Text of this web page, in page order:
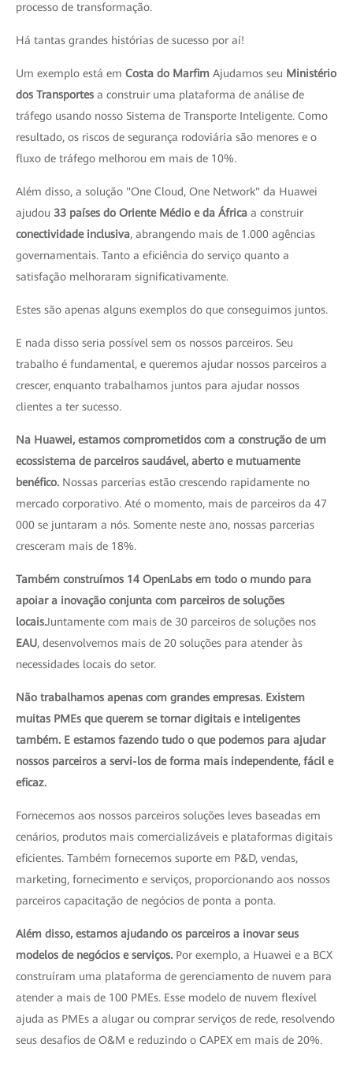
processo de transformação.
Há tantas grandes histórias de sucesso por aí!
Um exemplo está em Costa do Marfim Ajudamos seu Ministério
dos Transportes a construir uma plataforma de análise de
tráfego usando nosso Sistema de Transporte Inteligente. Como
resultado, os riscos de segurança rodoviária são menores e o
fluxo de tráfego melhorou em mais de 10%.
Além disso, a solução "One Cloud, One Network" da Huawei
ajudou 33 países do Oriente Médio e da África a construir
conectividade inclusiva, abrangendo mais de 1.000 agências
governamentais. Tanto a eficiência do serviço quanto a
satisfação melhoraram significativamente.
Estes são apenas alguns exemplos do que conseguimos juntos.
E nada disso seria possível sem os nossos parceiros. Seu
trabalho é fundamental, e queremos ajudar nossos parceiros a
crescer, enquanto trabalhamos juntos para ajudar nossos
clientes a ter sucesso.
Na Huawei, estamos comprometidos com a construção de um
ecossistema de parceiros saudável, aberto e mutuamente
benéfico. Nossas parcerias estão crescendo rapidamente no
mercado corporativo. Até o momento, mais de parceiros da 47
000 se juntaram a nós. Somente neste ano, nossas parcerias
cresceram mais de 18%.
Também construímos 14 OpenLabs em todo o mundo para
apoiar a inovação conjunta com parceiros de soluções
locais.Juntamente com mais de 30 parceiros de soluções nos
EAU, desenvolvemos mais de 20 soluções para atender às
necessidades locais do setor.
Não trabalhamos apenas com grandes empresas. Existem
muitas PMEs que querem se tornar digitais e inteligentes
também. E estamos fazendo tudo o que podemos para ajudar
nossos parceiros a servi-los de forma mais independente, fácil e
eficaz.
Fornecemos aos nossos parceiros soluções leves baseadas em
cenários, produtos mais comercializáveis e plataformas digitais
eficientes. Também fornecemos suporte em P&D, vendas,
marketing, fornecimento e serviços, proporcionando aos nossos
parceiros capacitação de negócios de ponta a ponta.
Além disso, estamos ajudando os parceiros a inovar seus
modelos de negócios e serviços. Por exemplo, a Huawei e a BCX
construíram uma plataforma de gerenciamento de nuvem para
atender a mais de 100 PMEs. Esse modelo de nuvem flexível
ajuda as PMEs a alugar ou comprar serviços de rede, resolvendo
seus desafios de O&M e reduzindo o CAPEX em mais de 20%.